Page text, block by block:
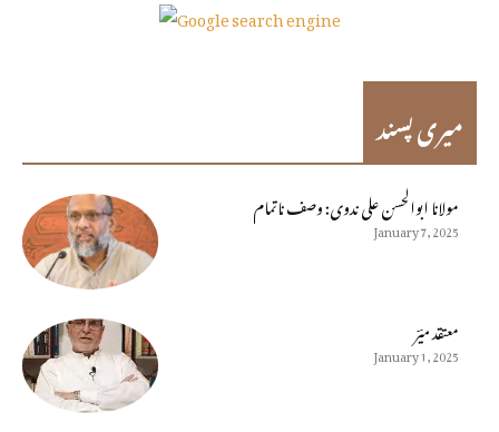
میری پسند
مولانا ابوالحسن على ندوى: وصف ناتمام
January 7, 2025
معتقد میؔر
January 1, 2025